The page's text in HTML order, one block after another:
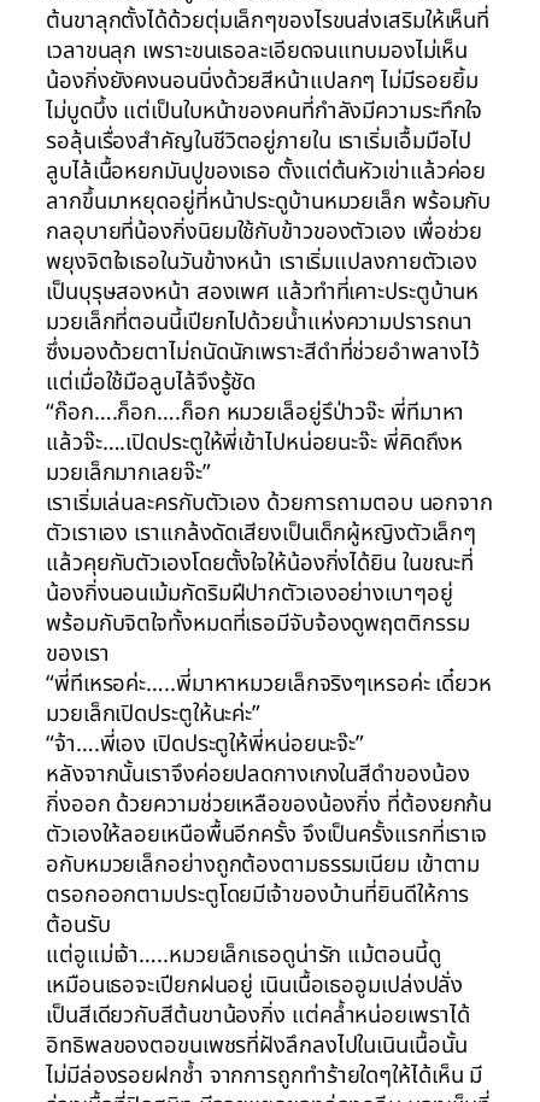
ต้นขาลุกตั้งได้ด้วยตุ่มเล็กๆของไรขนส่งเสริมให้เห็นที่
เวลาขนลุก เพราะขนเธอละเอียดจนแทบมองไม่เห็น
น้องกิ่งยังคงนอนนิ่งด้วยสีหน้าแปลกๆ ไม่มีรอยยิ้ม
ไม่บูดบึ้ง แต่เป็นใบหน้าของคนที่กำลังมีความระทึกใจ
รอลุ้นเรื่องสำคัญในชีวิตอยู่ภายใน เราเริ่มเอื้มมือไป
ลูบไล้เนื้อหยกมันปูของเธอ ตั้งแต่ต้นหัวเข่าแล้วค่อย
ลากขึ้นมาหยุดอยู่ที่หน้าประดูบ้านหมวยเล็ก พร้อมกับ
กลอุบายที่น้องกิ่งนิยมใช้กับข้าวของตัวเอง เพื่อช่วย
พยุงจิตใจเธอในวันข้างหน้า เราเริ่มแปลงกายตัวเอง
เป็นบุรุษสองหน้า สองเพศ แล้วทำที่เคาะประตูบ้านห
มวยเล็กที่ตอนนี้เปียกไปด้วยน้ำแห่งความปรารถนา
ซึ่งมองด้วยตาไม่ถนัดนักเพราะสีดำที่ช่วยอำพลางไว้
แต่เมื่อใช้มือลูบไล้จึงรู้ชัด
“ก๊อก….ก็อก….ก็อก หมวยเล็อยู่รึป่าวจ๊ะ พี่ทีมาหา
แล้วจ๊ะ….เปิดประตูให้พี่เข้าไปหน่อยนะจ๊ะ พี่คิดถึงห
มวยเล็กมากเลยจ๊ะ”
เราเริ่มเล่นละครกับตัวเอง ด้วยการถามตอบ นอกจาก
ตัวเราเอง เราแกล้งดัดเสียงเป็นเด็กผู้หญิงตัวเล็กๆ
แล้วคุยกับตัวเองโดยตั้งใจให้น้องกิ่งได้ยิน ในขณะที่
น้องกิ่งนอนเม้มกัดริมฝีปากตัวเองอย่างเบาๆอยู่
พร้อมกับจิตใจทั้งหมดที่เธอมีจับจ้องดูพฤตติกรรม
ของเรา
“พี่ทีเหรอค่ะ…..พี่มาหาหมวยเล็กจริงๆเหรอค่ะ เดี๋ยวห
มวยเล็กเปิดประตูให้นะค่ะ”
“จ้า….พี่เอง เปิดประตูให้พี่หน่อยนะจ๊ะ”
หลังจากนั้นเราจึงค่อยปลดกางเกงในสีดำของน้อง
กิ่งออก ด้วยความช่วยเหลือของน้องกิ่ง ที่ต้องยกก้น
ตัวเองให้ลอยเหนือพื้นอีกครั้ง จึงเป็นครั้งแรกที่เราเจ
อกับหมวยเล็กอย่างถูกต้องตามธรรมเนียม เข้าตาม
ตรอกออกตามประตูโดยมีเจ้าของบ้านที่ยินดีให้การ
ต้อนรับ
แต่อูแม่เจ้า…..หมวยเล็กเธอดูน่ารัก แม้ตอนนี้ดู
เหมือนเธอจะเปียกฝนอยู่ เนินเนื้อเธออูมเปล่งปลั่ง
เป็นสีเดียวกับสีต้นขาน้องกิ่ง แต่คล้ำหน่อยเพราได้
อิทธิพลของตอขนเพชรที่ฝังลึกลงไปในเนินเนื้อนั้น
ไม่มีล่องรอยฝกช้ำ จากการถูกทำร้ายใดๆให้ได้เห็น มี